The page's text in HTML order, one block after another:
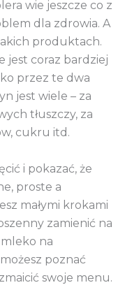
wie jeszcze co z
dla zdrowia. A
produktach.
jest coraz bardziej
przez te dwa
jest wiele – za
tłuszczy, za
cukru itd.
i pokazać, że
proste a
małymi krokami
zamienić na
na
poznać
swoje menu.